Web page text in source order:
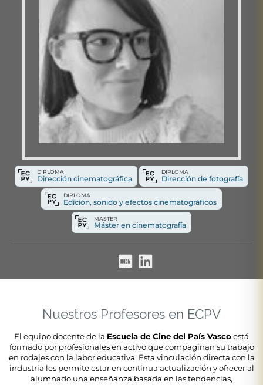
DIPLOMA
Dirección cinematográfica
DIPLOMA
Dirección de fotografía
DIPLOMA
Edición, sonido y efectos cinematográficos
MASTER
Máster en cinematografía
Nuestros Profesores en ECPV
El equipo docente de la Escuela de Cine del País Vascoestá
formado por profesionales en activo que compaginan su trabajo
en rodajes con la labor educativa. Esta vinculación directa con la
industria les permite estar en continua actualización y ofrecer al
alumnado una enseñanza basada en las tendencias,